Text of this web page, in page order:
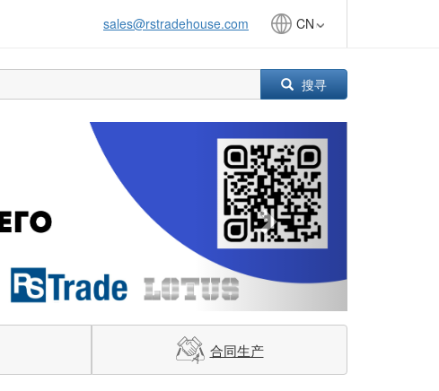
sales@rstradehouse.com CN
搜寻
Next
合同生产